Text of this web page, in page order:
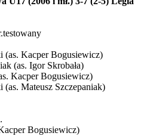
(as. Kacper Bogusiewicz)
(as. Igor Skrobała)
Kacper Bogusiewicz)
Mateusz Szczepaniak)
Bogusiewicz)